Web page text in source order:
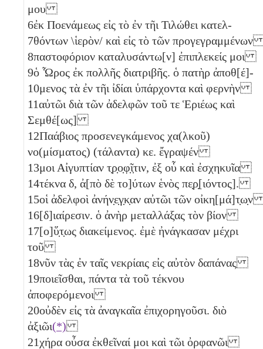
μου
6ἐκ Ποενάμεως εἰς τὸ ἐν τῆι Τιλώθει κατελ-
7θόντων \ἱερὸν/ καὶ εἰς τὸ τῶν
8παστοφόριον καταλυσάντω[ν] ἐπιπλεκείς μοι
9ὁ Ὧρος ἐκ πολλῆς διατριβῆς. ὁ πατὴρ ἀποθ[έ]-
10μενος τὰ ἐν τῆι ἰδίαι ὑπάρχοντα καὶ φερνὴν
11αὐτῶι διὰ τῶν ἀδελφῶν τοῦ τε Ἑριέως καὶ
Σεμθέ[ως]
12Παάβιος προσενεγκάμενος χα(λκοῦ)
νο(μίσματος) (τάλαντα) κε. ἔγραψέν
13μοι Αἰγυπτίαν τ̣ρ̣ο̣φ̣ῖ̣τιν, ἐξ οὗ καὶ ἐσχηκυῖα
14τέκνα δ, ἀ[πὸ δὲ το]ύτων ἑνὸς πε̣ρ̣[ιόντος].
15οἱ ἀδελφοὶ ἀνήν̣ε̣γ̣κ̣αν αὐτῶι τῶν
16[δ]ιαίρεσιν. ὁ ἀνὴρ μεταλλάξας τὸν βίον
17[ο]ὕ̣τ̣ως διακείμενος. ἐμὲ ἠνάγκασαν μέχρι
τοῦ
18νῦν τὰς ἐν ταῖς νεκρίαις εἰς αὐτὸν δαπάνας
19ποιεῖσθαι, πάντα τὰ τοῦ τέκνου
ἀποφερόμενοι
20οὐδὲν εἰς τὰ ἀναγκαῖα ἐπιχορηγοῦσι. διὸ
ἀξιῶι(*)
21χήρα οὖσα ἐκθεῖναί μοι καὶ τῶι ὀρφανῶι